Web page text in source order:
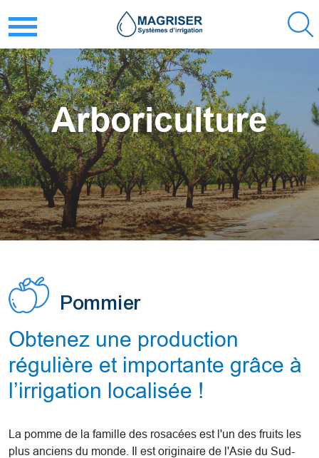
Arboriculture
Pommier
Obtenez une production
régulière et importante grâce à
l’irrigation localisée !
La pomme de la famille des rosacées est l'un des fruits les
plus anciens du monde. Il est originaire de l'Asie du Sud-